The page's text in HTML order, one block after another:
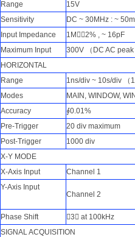
Range
15V
Sensitivity
DC ~ 30MHz : ~
Input Impedance
1M∮2% , ~ 16pF
Maximum Input
300V （DC AC peak
HORIZONTAL
Range
1ns/div ~ 10s/div （
Modes
MAIN, WINDOW,
Accuracy
∮0.01%
Pre-Trigger
20 div maximum
Post-Trigger
1000 div
X-Y MODE
X-Axis Input
Channel 1
Y-Axis Input
Channel 2
Phase Shift
∮3 at 100kHz
SIGNAL ACQUISITION